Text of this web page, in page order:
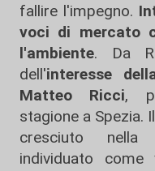
fallire l'impegno.
voci di mercato
l'ambiente. Da
dell'interesse
Matteo Ricci,
stagione a Spezia.
cresciuto
individuato